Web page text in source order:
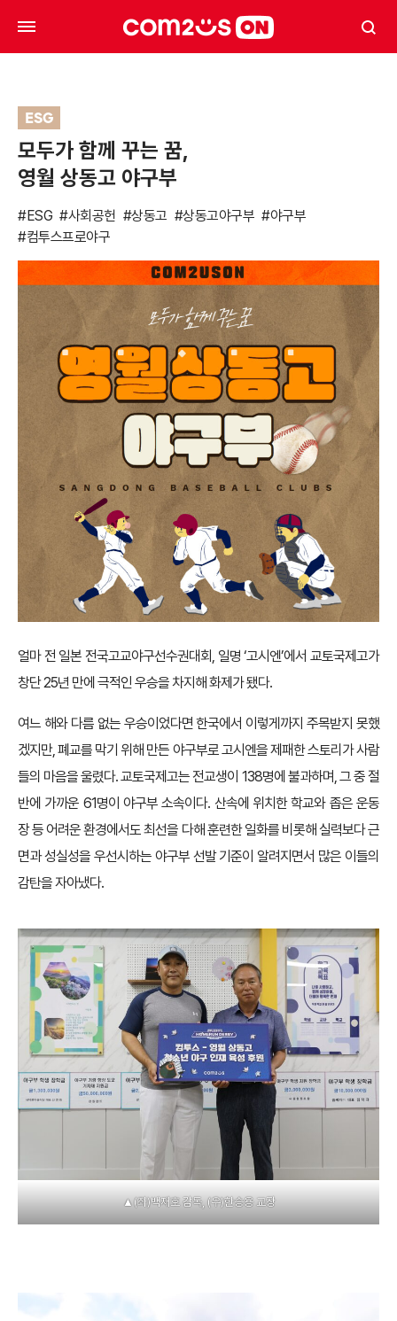
ESG
모두가 함께 꾸는 꿈,
영월 상동고 야구부
#ESG #사회공헌 #상동고 #상동고야구부 #야구부
#컴투스프로야구
얼마 전 일본 전국고교야구선수권대회, 일명 ‘고시엔’에서 교토국제고가
창단 25년 만에 극적인 우승을 차지해 화제가 됐다.
여느 해와 다름 없는 우승이었다면 한국에서 이렇게까지 주목받지 못했
겠지만, 폐교를 막기 위해 만든 야구부로 고시엔을 제패한 스토리가 사람
들의 마음을 울렸다. 교토국제고는 전교생이 138명에 불과하며, 그 중 절
반에 가까운 61명이 야구부 소속이다. 산속에 위치한 학교와 좁은 운동
장 등 어려운 환경에서도 최선을 다해 훈련한 일화를 비롯해 실력보다 근
면과 성실성을 우선시하는 야구부 선발 기준이 알려지면서 많은 이들의
감탄을 자아냈다.
▲(좌)백재호 감독, (우)한승용 교장